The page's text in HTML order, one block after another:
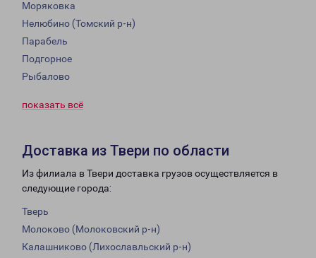
Моряковка
Нелюбино (Томский р-н)
Парабель
Подгорное
Рыбалово
показать всё
Доставка из Твери по области
Из филиала в Твери доставка грузов осуществляется в
следующие города:
Тверь
Молоково (Молоковский р-н)
Калашниково (Лихославльский р-н)